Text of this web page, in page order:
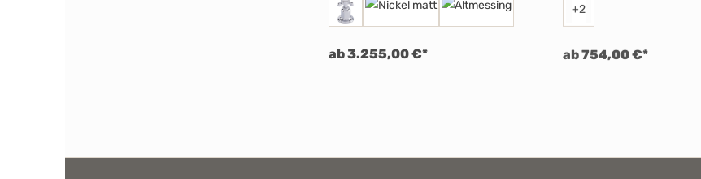
ab 3.255,00 €*
+2
ab 754,00 €*